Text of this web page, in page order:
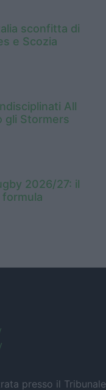
sconfitta di
e Scozia
All
gli Stormers
2026/27: il
formula
presso il Tribunale